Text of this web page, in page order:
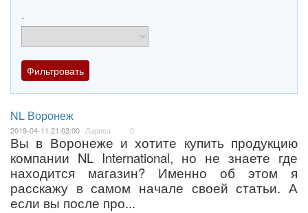
-
NL Воронеж
2019-04-11 21:03:00 Лариса 0
Вы в Воронеже и хотите купить продукцию
компании NL International, но не знаете где
находится магазин? Именно об этом я
расскажу в самом начале своей статьи. А
если вы после про...